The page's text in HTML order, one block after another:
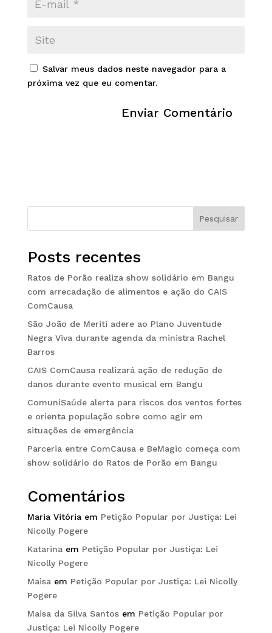
Salvar meus dados neste navegador para a
próxima vez que eu comentar.
Pesquisar
Posts recentes
Ratos de Porão realiza show solidário em Bangu
com arrecadação de alimentos e ação do CAIS
ComCausa
São João de Meriti adere ao Plano Juventude
Negra Viva durante agenda da ministra Rachel
Barros
CAIS ComCausa realizará ação de redução de
danos durante evento musical em Bangu
ComuniSaúde alerta para riscos dos ventos fortes
e orienta população sobre como agir em
situações de emergência
Parceria entre ComCausa e BeMagic começa com
show solidário do Ratos de Porão em Bangu
Comentários
Maria Vitóriaem Petição Popular por Justiça: Lei
Nicolly Pogere
Katarinaem Petição Popular por Justiça: Lei
Nicolly Pogere
Maisaem Petição Popular por Justiça: Lei Nicolly
Pogere
Maisa da Silva Santosem Petição Popular por
Justiça: Lei Nicolly Pogere